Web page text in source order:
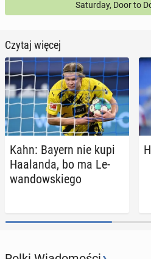
Saturday, Door to
Czytaj więcej
Kahn: Bayern nie kupi
Ha­alan­da, bo ma Le­
wan­dow­skie­go